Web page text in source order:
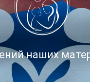
наших